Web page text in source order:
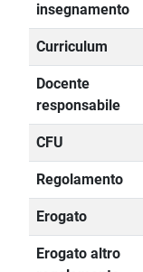
insegnamento
Curriculum
Docente
responsabile
CFU
Regolamento
Erogato
Erogato altro